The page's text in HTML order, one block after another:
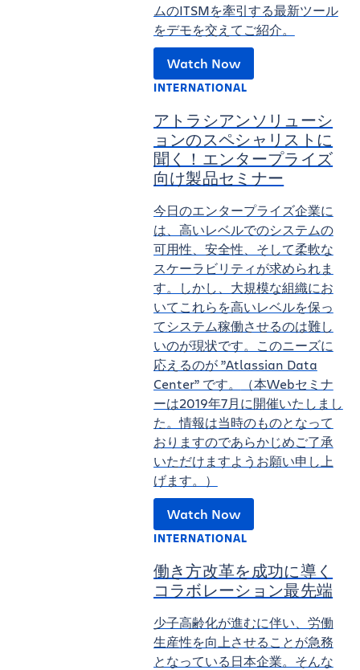
ムのITSMを牽引する最新ツール
をデモを交えてご紹介。
Watch Now
INTERNATIONAL
アトラシアンソリューシ
ョンのスペシャリストに
聞く！エンタープライズ
向け製品セミナー
今日のエンタープライズ企業に
は、高いレベルでのシステムの
可用性、安全性、そして柔軟な
スケーラビリティが求められま
す。しかし、大規模な組織にお
いてこれらを高いレベルを保っ
てシステム稼働させるのは難し
いのが現状です。このニーズに
応えるのが ”Atlassian Data
Center” です。
（本Webセミナ
ーは2019年7月に開催いたしまし
た。情報は当時のものとなって
おりますのであらかじめご了承
いただけますようお願い申し上
げます。）
Watch Now
INTERNATIONAL
働き方改革を成功に導く
コラボレーション最先端
少子高齢化が進むに伴い、労働
生産性を向上させることが急務
となっている日本企業。そんな